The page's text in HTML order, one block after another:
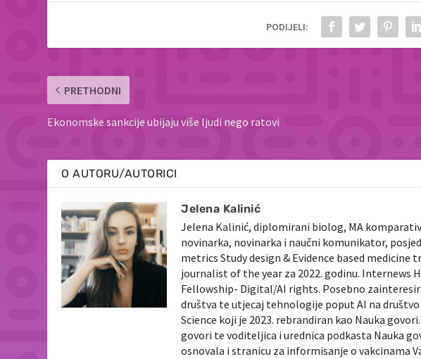
PODIJELI:
PRETHODNI
Ekonomske sankcije ubijaju više ljudi nego ratovi
O AUTORU/AUTORICI
Jelena Kalinić
Jelena Kalinić, diplomirani biolog, MA
novinarka, novinarka i naučni komunikator,
metrics Study design & Evidence based medicine
journalist of the year za 2022. godinu. Internews
Fellowship- Digital/AI rights. Posebno
društva te utjecaj tehnologije poput AI na
Science koji je 2023. rebrandiran kao Nauka
govori te voditeljica i urednica podkasta Nauka
osnovala i stranicu za informisanje o vakcinama